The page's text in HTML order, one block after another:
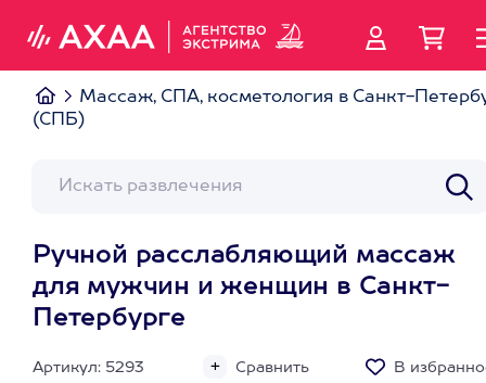
Массаж, СПА, косметология в Санкт-
(СПБ)
Ручной расслабляющий массаж
для мужчин и женщин в Санкт-
Петербурге
Артикул: 5293 Сравнить В